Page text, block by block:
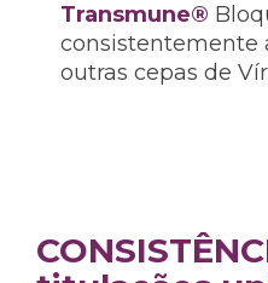
Transmune®
consistentemente
outras cepas de